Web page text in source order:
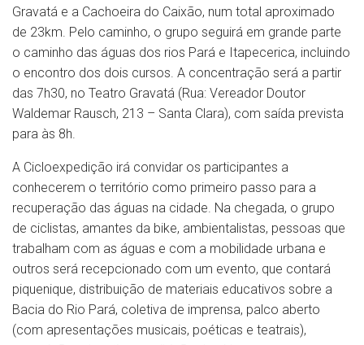
Gravatá e a Cachoeira do Caixão, num total aproximado
de 23km. Pelo caminho, o grupo seguirá em grande parte
o caminho das águas dos rios Pará e Itapecerica, incluindo
o encontro dos dois cursos. A concentração será a partir
das 7h30, no Teatro Gravatá (Rua: Vereador Doutor
Waldemar Rausch, 213 – Santa Clara), com saída prevista
para às 8h.
A Cicloexpedição irá convidar os participantes a
conhecerem o território como primeiro passo para a
recuperação das águas na cidade. Na chegada, o grupo
de ciclistas, amantes da bike, ambientalistas, pessoas que
trabalham com as águas e com a mobilidade urbana e
outros será recepcionado com um evento, que contará
piquenique, distribuição de materiais educativos sobre a
Bacia do Rio Pará, coletiva de imprensa, palco aberto
(com apresentações musicais, poéticas e teatrais),